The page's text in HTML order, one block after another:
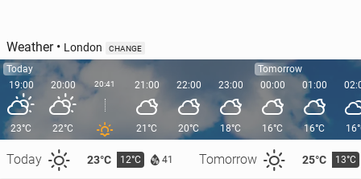
Weather• London CHANGE
Today
19:00
23°C
Today 23°C 12°C 41 Tomorrow 25°C 13°C
20:00
22°C
20:41 21:00
21°C
22:00
20°C
23:00
18°C
Tomorrow
00:00
16°C
01:00
16°C